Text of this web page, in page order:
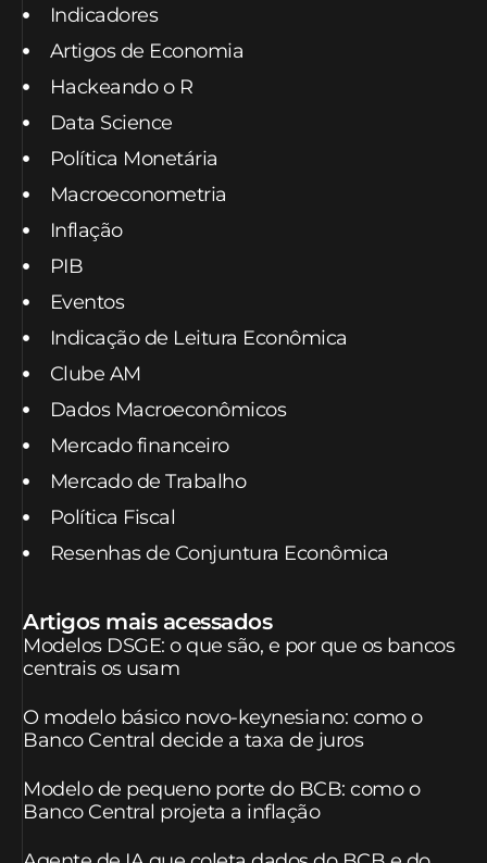
Indicadores
Artigos de Economia
Hackeando o R
Data Science
Política Monetária
Macroeconometria
Inflação
PIB
Eventos
Indicação de Leitura Econômica
Clube AM
Dados Macroeconômicos
Mercado financeiro
Mercado de Trabalho
Política Fiscal
Resenhas de Conjuntura Econômica
Artigos mais acessados
Modelos DSGE: o que são, e por que os bancos
centrais os usam
O modelo básico novo-keynesiano: como o
Banco Central decide a taxa de juros
Modelo de pequeno porte do BCB: como o
Banco Central projeta a inflação